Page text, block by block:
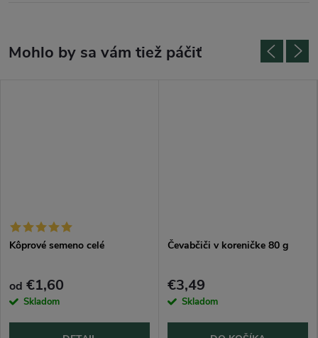
Kôprové semeno celé
od €1,60
Skladom
Čevabčiči v koreničke 80 g
€3,49
Skladom